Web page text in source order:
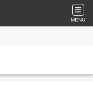
MENU